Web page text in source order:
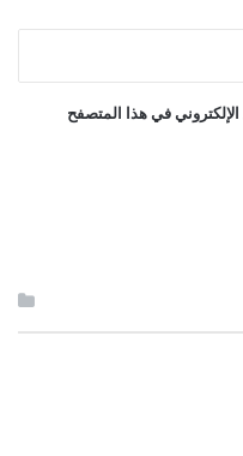
في هذا المتصفح